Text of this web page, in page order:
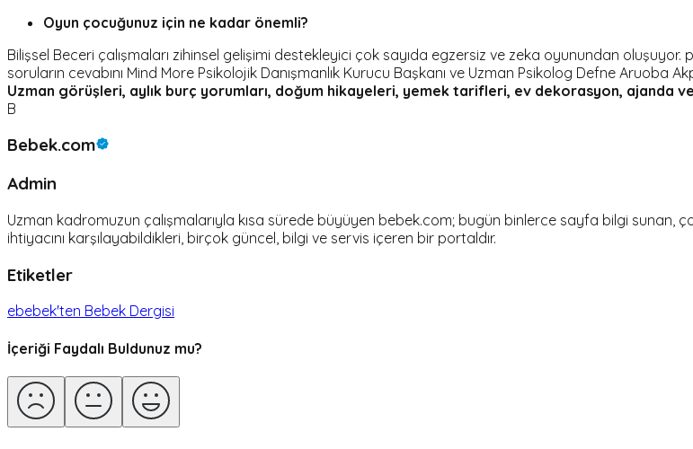
Oyun çocuğunuz için ne kadar önemli?
Bilişsel Beceri çalışmaları zihinsel gelişimi destekleyici çok sayıda egzersiz ve zeka oyunundan oluşuyor.
soruların cevabını Mind More Psikolojik Danışmanlık Kurucu Başkanı ve Uzman Psikolog Defne Aruoba
Uzman görüşleri, aylık burç yorumları, doğum hikayeleri, yemek tarifleri, ev dekorasyon, ajanda ve
B
Bebek.com
Admin
Uzman kadromuzun çalışmalarıyla kısa sürede büyüyen bebek.com; bugün binlerce sayfa bilgi sunan,
ihtiyacını karşılayabildikleri, birçok güncel, bilgi ve servis içeren bir portaldır.
Etiketler
ebebek'ten Bebek Dergisi
İçeriği Faydalı Buldunuz mu?